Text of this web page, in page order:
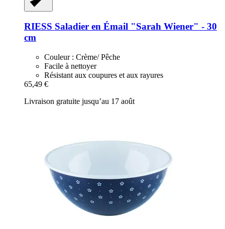
RIESS Saladier en Émail "Sarah Wiener" -​ 30
cm
Couleur : Crème/ Pêche
Facile à nettoyer
Résistant aux coupures et aux rayures
65,49 €
Livraison gratuite jusqu’au 17 août